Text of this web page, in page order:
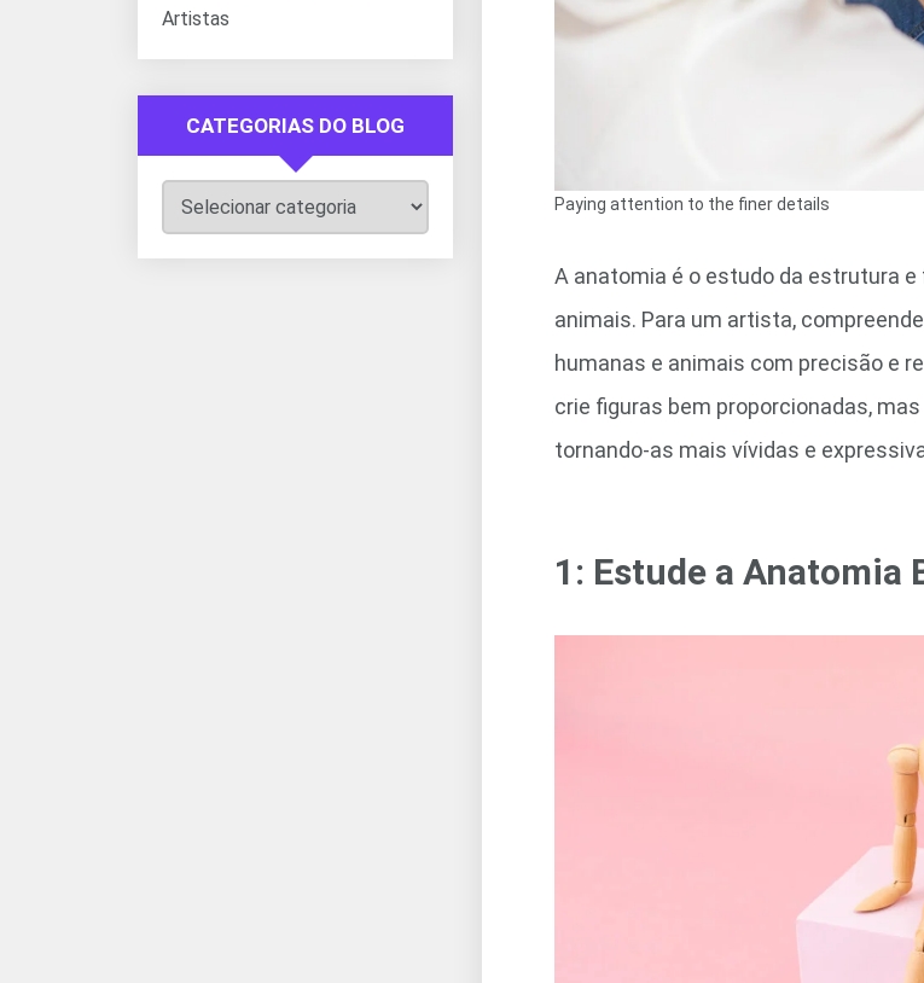
Paying attention to the finer details
A anatomia é o estudo da estrutura
animais. Para um artista,
humanas e animais com precisão e
crie figuras bem proporcionadas,
tornando-as mais vívidas e
1: Estude a Anatomia
Artistas
CATEGORIAS DO BLOG
Categorias
do
Blog